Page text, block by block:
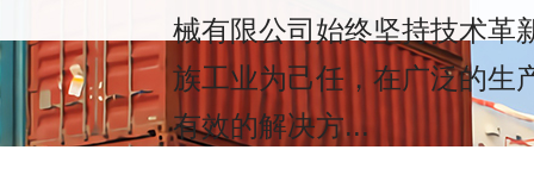
械有限公司始终坚持技术革
族工业为己任，在广泛的生
有效的解决方...